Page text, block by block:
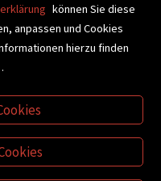
können Sie diese
anpassen und Cookies
hierzu finden
.